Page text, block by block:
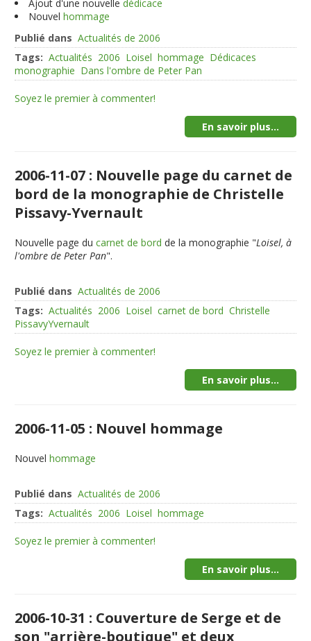
Ajout d'une nouvelledédicace
Nouvelhommage
Publié dans Actualités de 2006
Tags: Actualités 2006 Loisel hommage Dédicaces
monographie Dans l'ombre de Peter Pan
Soyez le premier à commenter!
En savoir plus...
2006-11-07 : Nouvelle page du carnet de
bord de la monographie de Christelle
Pissavy-Yvernault
Nouvelle page ducarnet de bord de la monographie "Loisel, à
l'ombre de Peter Pan".
Publié dans Actualités de 2006
Tags: Actualités 2006 Loisel carnet de bord Christelle
PissavyYvernault
Soyez le premier à commenter!
En savoir plus...
2006-11-05 : Nouvel hommage
Nouvelhommage
Publié dans Actualités de 2006
Tags: Actualités 2006 Loisel hommage
Soyez le premier à commenter!
En savoir plus...
2006-10-31 : Couverture de Serge et de
son "arrière-boutique" et deux